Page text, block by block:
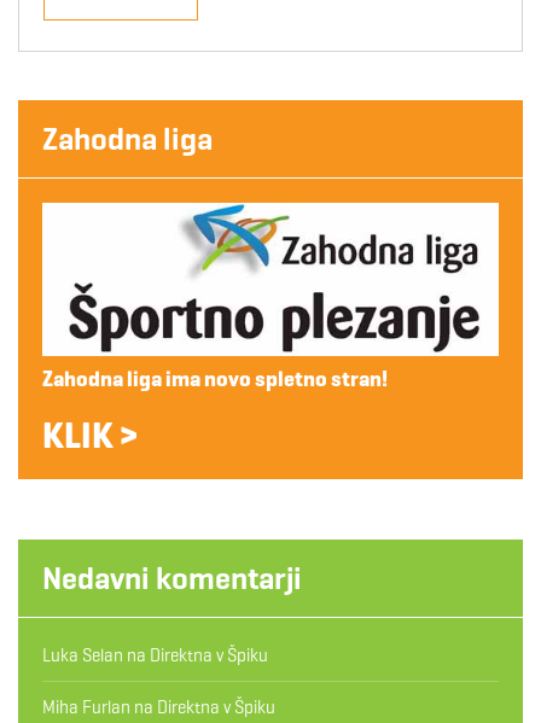
Zahodna liga
Zahodna liga ima novo spletno stran!
KLIK >
Nedavni komentarji
Luka Selan na Direktna v Špiku
Miha Furlan na Direktna v Špiku